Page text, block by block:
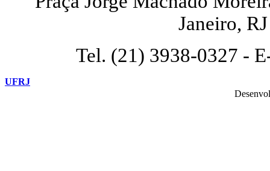
Janeiro,
Tel. (21) 3938-0327 -
UFRJ